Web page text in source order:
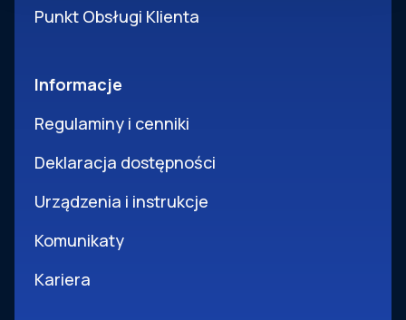
Punkt Obsługi Klienta
Informacje
Regulaminy i cenniki
Deklaracja dostępności
Urządzenia i instrukcje
Komunikaty
Kariera